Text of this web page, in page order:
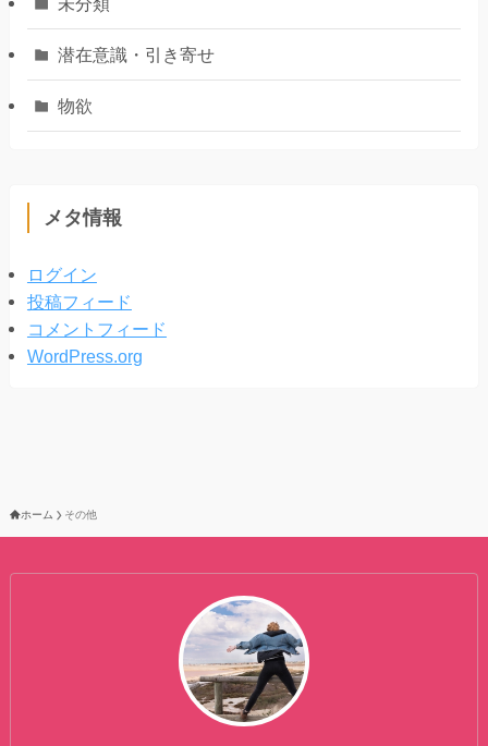
潜在意識・引き寄せ
物欲
メタ情報
ログイン
投稿フィード
コメントフィード
WordPress.org
ホーム その他